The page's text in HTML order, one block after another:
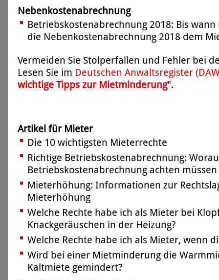
Nebenkostenabrechnung
Betriebskostenabrechnung 2018: Bis
die Nebenkostenabrechnung 2018 dem
Vermeiden Sie Stolperfallen und Fehler bei
Lesen Sie im Deutschen Anwaltsregister
wichtige Tipps zur Mietminderung".
Artikel für Mieter
Die 10 wichtigsten Mieterrechte
Richtige Betriebskostenabrechnung:
Betriebskostenabrechnung achten müssen
Mieterhöhung: Informationen zur
Mieterhöhung
Welche Rechte habe ich als Mieter bei
Knackgeräuschen in der Heizung?
Welche Rechte habe ich als Mieter, wenn
Wird bei einer Mietminderung die
Kaltmiete gemindert?